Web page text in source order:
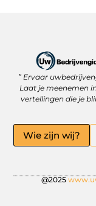
” Ervaar
Laat je meenemen
vertellingen die je
Wie zijn wij?
@2025